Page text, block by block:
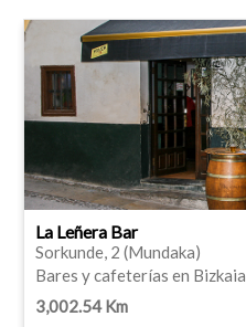
La Leñera Bar
Sorkunde, 2 (Mundaka)
Bares y cafeterías en Bizkaia
3,002.54 Km